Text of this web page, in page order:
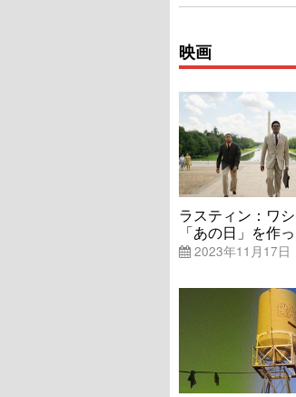
映画
ラスティン：ワ
「あの日」を作
2023年11月17日